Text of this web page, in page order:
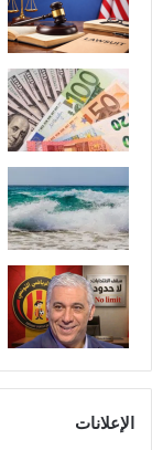
الإعلانات